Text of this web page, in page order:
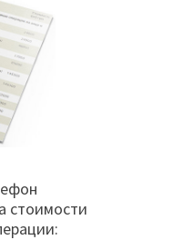
стоимости